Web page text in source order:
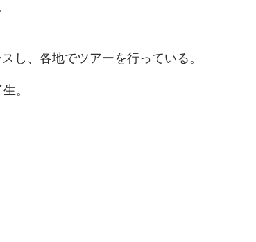
し、各地でツアーを行っている。
。